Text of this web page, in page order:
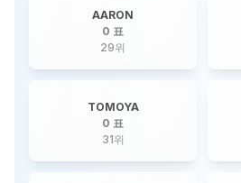
AARON
0 표
29위
TOMOYA
0 표
31위